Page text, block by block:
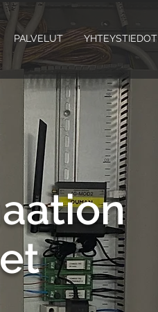
PALVELUT YHTEYSTIEDOT